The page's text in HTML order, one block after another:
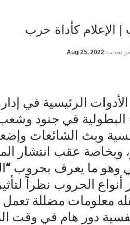
الإعلام كأداة حرب
تحديث Aug 25, 2022
الرئيسية في
في جنود وشعب
وبث الشائعات
وبخاصة عقب انتشار
وهو ما يعرف بحروب
أنواع الحروب نظراً
معلومات مضللة تعمل
دور هام في وقت